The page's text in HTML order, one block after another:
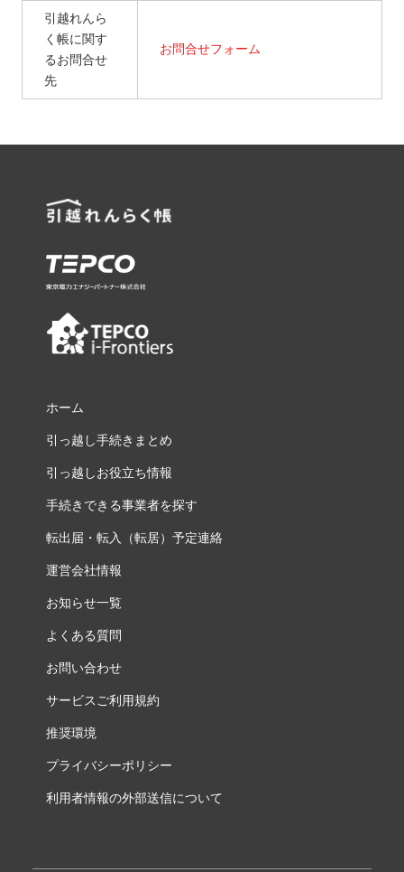
引越れんら
く帳に関す
るお問合せ
先
お問合せフォーム
ホーム
引っ越し手続きまとめ
引っ越しお役立ち情報
手続きできる事業者を探す
転出届・転入（転居）予定連絡
運営会社情報
お知らせ一覧
よくある質問
お問い合わせ
サービスご利用規約
推奨環境
プライバシーポリシー
利用者情報の外部送信について